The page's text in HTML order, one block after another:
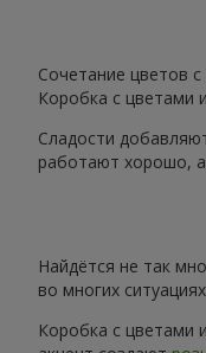
Сочетание цветов
Коробка с цветами
Сладости
работают хорошо,
Найдётся не так
во многих
Коробка с цветами